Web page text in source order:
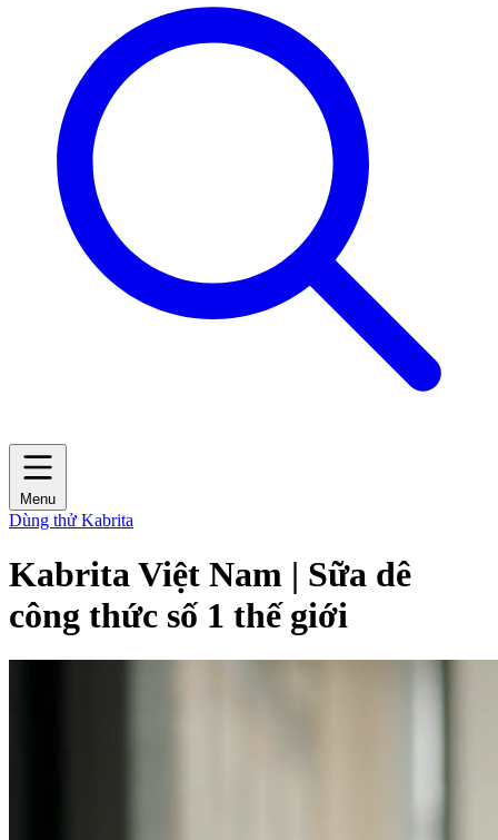
Menu
Dùng thử Kabrita
Kabrita Việt Nam | Sữa dê
công thức số 1 thế giới